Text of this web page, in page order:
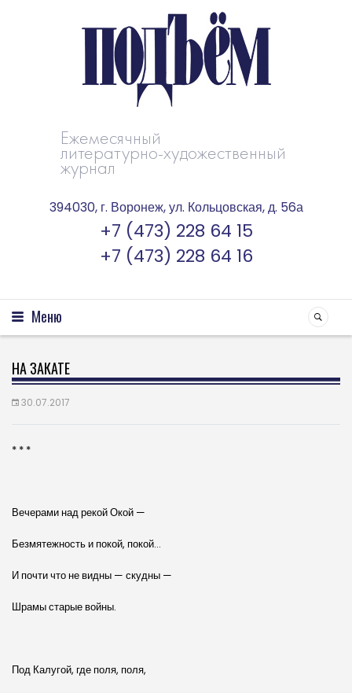
Ежемесячный
литературно-художественный
журнал
394030, г. Воронеж, ул. Кольцовская, д. 56а
+7 (473) 228 64 15
+7 (473) 228 64 16
Меню
НА ЗАКАТЕ
30.07.2017
* * *
Вечерами над рекой Окой —
Безмятежность и покой, покой…
И почти что не видны — скудны —
Шрамы старые войны.
Под Калугой, где поля, поля,